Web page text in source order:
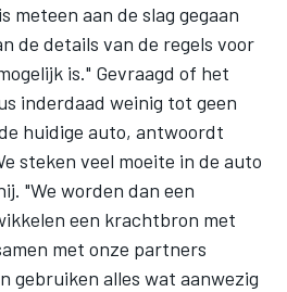
meteen aan de slag gegaan
de details van de regels voor
is." Gevraagd of het
inderdaad weinig tot geen
huidige auto, antwoordt
steken veel moeite in de auto
"We worden dan een
een krachtbron met
met onze partners
gebruiken alles wat aanwezig